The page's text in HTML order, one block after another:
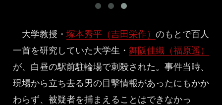
大学教授・ 塚本秀平（吉田栄作） のもとで百人
一首を研究していた大学生・ 舞阪佳織（福原遥）
が、白昼の駅前駐輪場で刺殺された。事件当時、
現場から立ち去る男の目撃情報があったにもかか
わらず、被疑者を捕まえることはできなかっ